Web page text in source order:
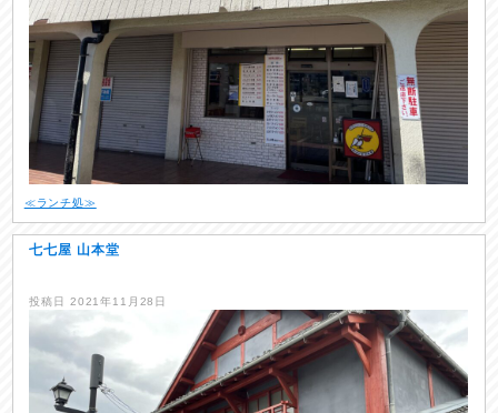
≪ランチ処≫
七七屋 山本堂
投稿日 2021年11月28日